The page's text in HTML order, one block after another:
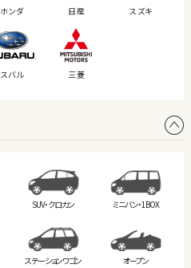
ホンダ 日産 スズキ
スバル 三菱
SUV・クロカン ミニバン・1BOX
ステーションワゴン オープン